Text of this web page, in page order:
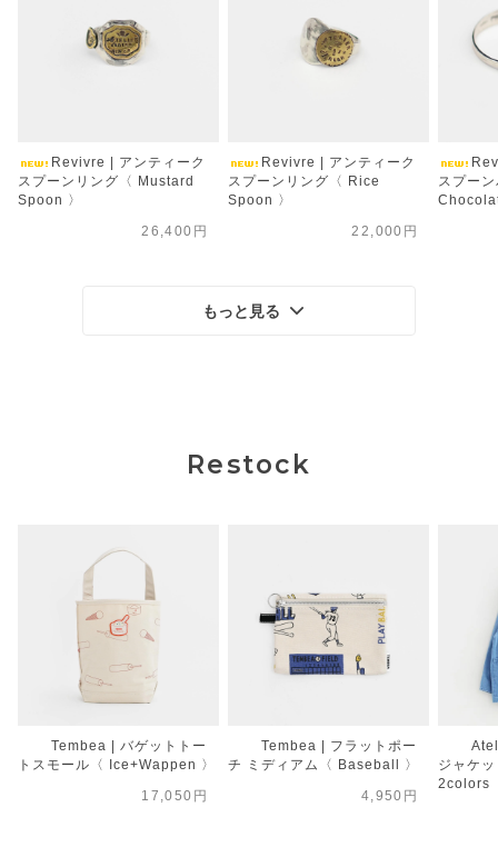
Revivre | アンティーク
スプーンリング〈 Mustard
Spoon 〉
26,400円
Revivre | アンティーク
スプーンリング〈 Rice
Spoon 〉
22,000円
スプー
もっと見る
Restock
Tembea | バゲットトー
トスモール〈 Ice+Wappen 〉
17,050円
Tembea | フラットポー
チ ミディアム〈 Baseball 〉
4,950円
ジャケ
2colors